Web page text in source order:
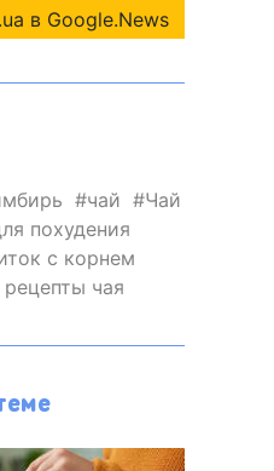
в Google.News
чай
Чай
похудения
с корнем
чая